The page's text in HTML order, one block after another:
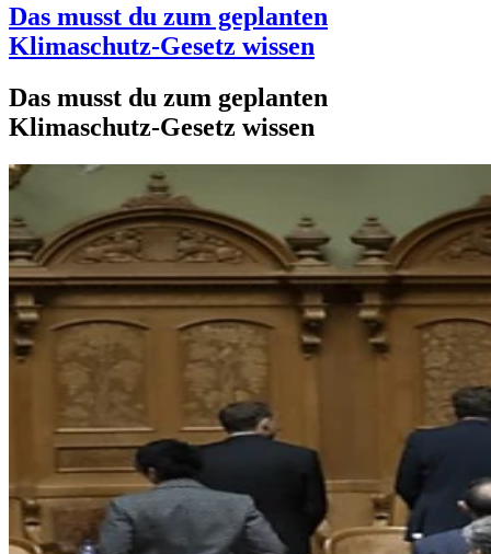
Das musst du zum geplanten
Klimaschutz-Gesetz wissen
Das musst du zum geplanten
Klimaschutz-Gesetz wissen